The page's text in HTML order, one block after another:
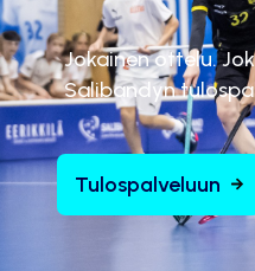
Jokainen ottelu.
Salibandyn
Tulospalveluun